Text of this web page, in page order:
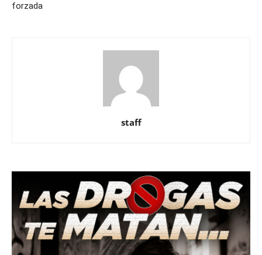
forzada
staff